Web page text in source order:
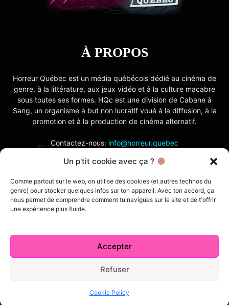
Un p'tit cookie avec ça ?
Comme partout sur le web, on utilise des cookies (et autres technos du
genre) pour stocker quelques infos sur ton appareil. Avec ton accord, ça
nous permet de comprendre comment tu navigues sur le site et de t'offrir
une expérience plus fluide.
Accepter
Refuser
Cookie Policy
À PROPOS
Horreur Québec est un média québécois dédié au cinéma de
genre, à la littérature, aux jeux vidéo et à la culture macabre
sous toutes ses formes. HQc est une division de Cabane à
Sang, un organisme à but non lucratif voué à la diffusion, à la
promotion et à la production de cinéma alternatif.
Contactez-nous: info@horreur.quebec
SUIVEZ NOUS
Index
© 2026 Horreur Québec. Tous droits réservés.